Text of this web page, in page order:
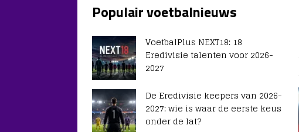
Populair voetbalnieuws
VoetbalPlus NEXT18: 18
Eredivisie talenten voor 2026-
2027
De Eredivisie keepers van 2026-
2027: wie is waar de eerste keus
onder de lat?